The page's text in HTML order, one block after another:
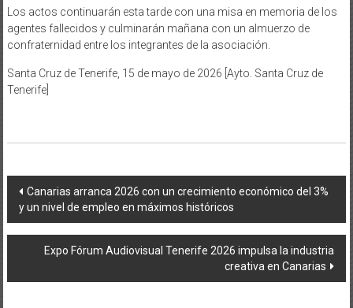
Los actos continuarán esta tarde con una misa en memoria de los
agentes fallecidos y culminarán mañana con un almuerzo de
confraternidad entre los integrantes de la asociación.
Santa Cruz de Tenerife, 15 de mayo de 2026 [Ayto. Santa Cruz de
Tenerife]
Navegación
de
entradas
Canarias arranca 2026 con un crecimiento económico del 3%
y un nivel de empleo en máximos históricos
Expo Fórum Audiovisual Tenerife 2026 impulsa la industria
creativa en Canarias